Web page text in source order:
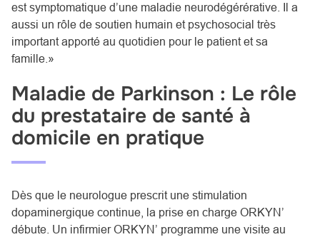
est symptomatique d’une maladie neurodégérérative. Il a
aussi un rôle de soutien humain et psychosocial très
important apporté au quotidien pour le patient et sa
famille.»
Maladie de Parkinson : Le rôle
du prestataire de santé à
domicile en pratique
Dès que le neurologue prescrit une stimulation
dopaminergique continue, la prise en charge ORKYN’
débute . Un infirmier ORKYN’ programme une visite au